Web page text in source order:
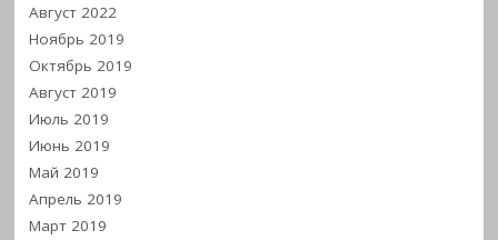
Август 2022
Ноябрь 2019
Октябрь 2019
Август 2019
Июль 2019
Июнь 2019
Май 2019
Апрель 2019
Март 2019